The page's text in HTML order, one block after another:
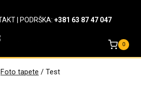
| PODRŠKA: +381 63 87 47 047
0
Foto tapete / Test